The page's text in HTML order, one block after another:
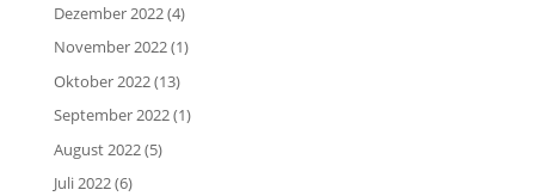
Dezember 2022(4)
November 2022(1)
Oktober 2022(13)
September 2022(1)
August 2022(5)
Juli 2022(6)